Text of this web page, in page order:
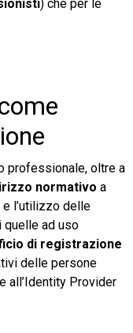
) che per le
professionale, oltre a
normativo a
l’utilizzo delle
quelle ad uso
di registrazione
delle persone
all’Identity Provider